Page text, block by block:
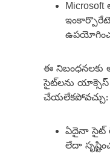
ఈ
సైట్‌లను యాక్సెస్
చేయలేకపోవచ్చు:
ఏదైనా సైట్
లేదా